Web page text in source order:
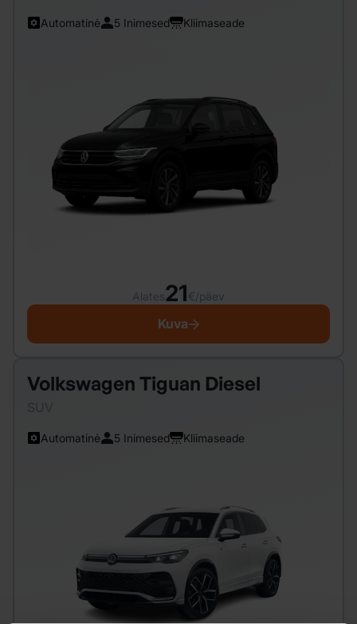
Automatinė 5 Inimesed Kliimaseade
Alates21€/päev
Kuva
Volkswagen Tiguan Diesel
Automatinė 5 Inimesed Kliimaseade